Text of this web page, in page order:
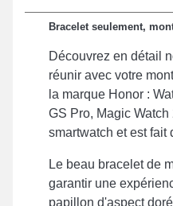
Bracelet seulement,
Découvrez en détail
réunir avec votre
la marque Honor :
GS Pro, Magic
smartwatch et est fait
Le beau bracelet de
garantir une
papillon d'aspect